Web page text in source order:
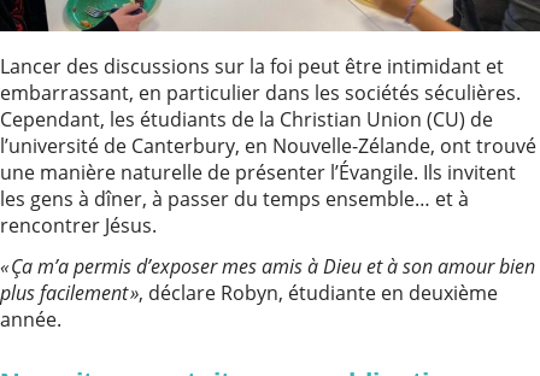
Lancer des discussions sur la foi peut être intimidant et
embarrassant, en particulier dans les sociétés séculières.
Cependant, les étudiants de la Christian Union (CU) de
l’université de Canterbury, en Nouvelle-Zélande, ont trouvé
une manière naturelle de présenter l’Évangile. Ils invitent
les gens à dîner, à passer du temps ensemble… et à
rencontrer Jésus.
« Ça m’a permis d’exposer mes amis à Dieu et à son amour bien
plus facilement », déclare Robyn, étudiante en deuxième
année.